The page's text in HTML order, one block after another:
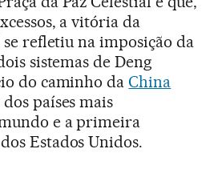
a vitória da
refletiu na imposição da
sistemas de Deng
do caminho daChina
países mais
e a primeira
Estados Unidos.